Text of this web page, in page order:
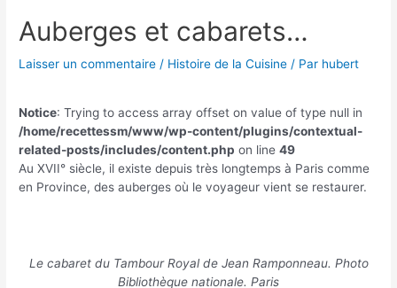
Auberges et cabarets…
Laisser un commentaire / Histoire de la Cuisine / Par hubert
Notice: Trying to access array offset on value of type null in
/home/recettessm/www/wp-content/plugins/contextual-
related-posts/includes/content.php on line49
Au XVII° siècle, il existe depuis très longtemps à Paris comme
en Province, des auberges où le voyageur vient se restaurer.
Le cabaret du Tambour Royal de Jean Ramponneau. Photo
Bibliothèque nationale. Paris